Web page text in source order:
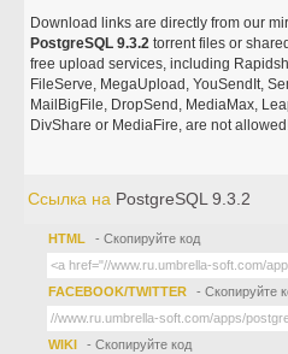
Download links are directly from our
PostgreSQL 9.3.2 torrent files or
free upload services, including
FileServe, MegaUpload, YouSendIt,
MailBigFile, DropSend, MediaMax,
DivShare or MediaFire, are not
Ссылка на PostgreSQL 9.3.2
HTML - Скопируйте код
FACEBOOK/TWITTER - Скопируйте
WIKI - Скопируйте код